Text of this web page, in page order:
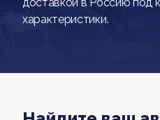
характеристики.